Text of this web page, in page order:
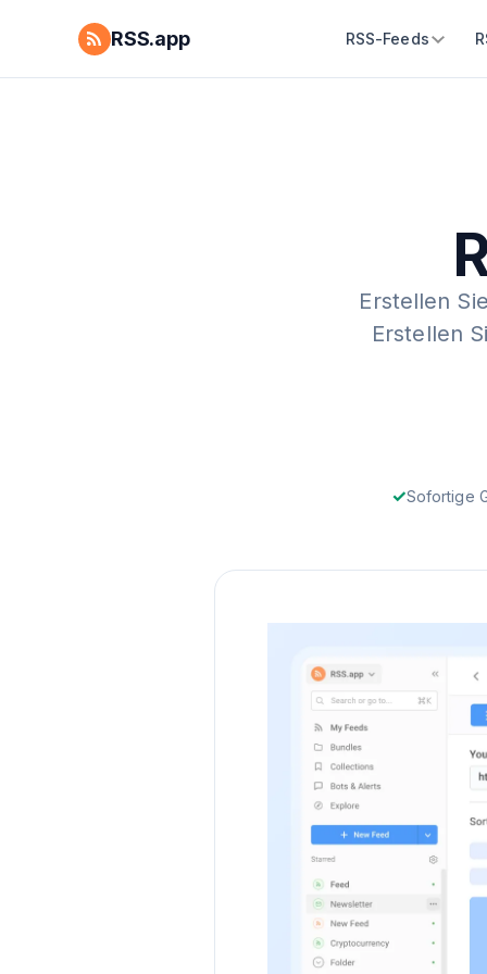
RSS.app RSS-Feeds
Erstellen
Erstellen
Sofortige